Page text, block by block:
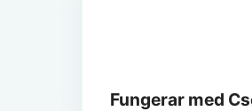
Fungerar med